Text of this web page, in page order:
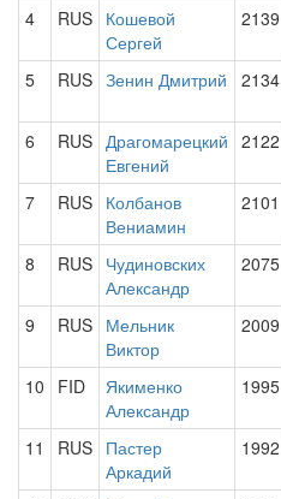
4 RUS Кошевой
Сергей
2139
5 RUS Зенин Дмитрий 2134
6 RUS Драгомарецкий
Евгений
2122
7 RUS Колбанов
Вениамин
2101
8 RUS Чудиновских
Александр
2075
9 RUS Мельник
Виктор
2009
10 FID
Якименко
Александр
1995
11 RUS Пастер
Аркадий
1992